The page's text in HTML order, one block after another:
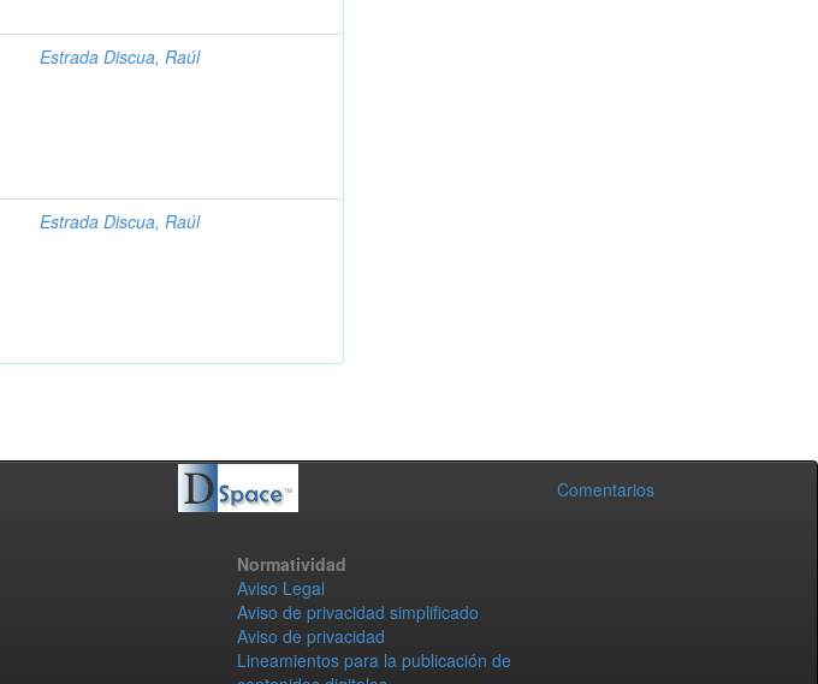
Estrada Discua, Raúl
Estrada Discua, Raúl
Comentarios
Normatividad
Aviso Legal
Aviso de privacidad simplificado
Aviso de privacidad
Lineamientos para la publicación de